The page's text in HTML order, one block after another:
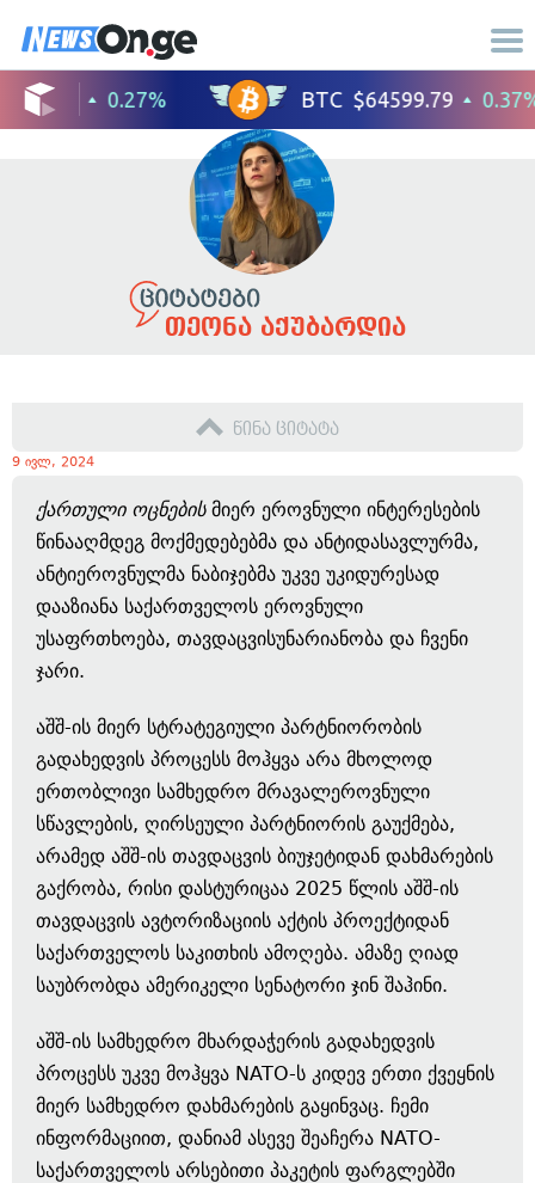
თეონა აქუბარდია
წინა ციტატა
9 ივლ, 2024
ქართული ოცნებისმიერ ეროვნული ინტერესების
წინააღმდეგ მოქმედებებმა და ანტიდასავლურმა,
ანტიეროვნულმა ნაბიჯებმა უკვე უკიდურესად
დააზიანა საქართველოს ეროვნული
უსაფრთხოება, თავდაცვისუნარიანობა და ჩვენი
ჯარი.
აშშ-ის მიერ სტრატეგიული პარტნიორობის
გადახედვის პროცესს მოჰყვა არა მხოლოდ
ერთობლივი სამხედრო მრავალეროვნული
სწავლების, ღირსეული პარტნიორის გაუქმება,
არამედ აშშ-ის თავდაცვის ბიუჯეტიდან დახმარების
გაქრობა, რისი დასტურიცაა 2025 წლის აშშ-ის
თავდაცვის ავტორიზაციის აქტის პროექტიდან
საქართველოს საკითხის ამოღება. ამაზე ღიად
საუბრობდა ამერიკელი სენატორი ჯინ შაჰინი.
აშშ-ის სამხედრო მხარდაჭერის გადახედვის
პროცესს უკვე მოჰყვა NATO-ს კიდევ ერთი ქვეყნის
მიერ სამხედრო დახმარების გაყინვაც. ჩემი
ინფორმაციით, დანიამ ასევე შეაჩერა NATO-
საქართველოს არსებითი პაკეტის ფარგლებში